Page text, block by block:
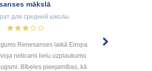
mākslā
для средней школы
Renesanses laikā Eiropa
neticami lielu uzplaukumu
Bībeles pieejamības, kā